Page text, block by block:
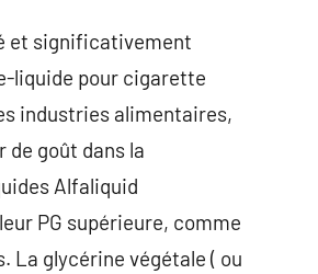
et significativement
liquide pour cigarette
industries alimentaires,
de goût dans la
Alfaliquid
PG supérieure, comme
La glycérine végétale ( ou